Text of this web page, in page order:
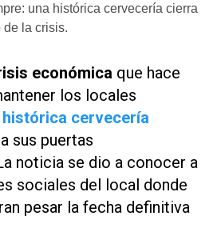
una histórica cervecería cierra
de la crisis.
económica que hace
los locales
histórica cervecería
sus puertas
noticia se dio a conocer a
sociales del local donde
pesar la fecha definitiva